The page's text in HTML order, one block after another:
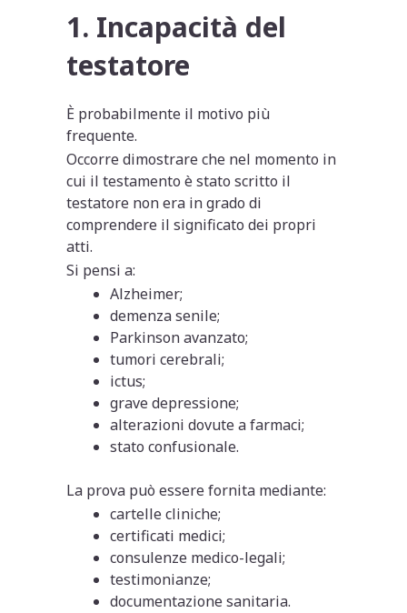
1. Incapacità del
testatore
È probabilmente il motivo più
frequente.
Occorre dimostrare che nel momento in
cui il testamento è stato scritto il
testatore non era in grado di
comprendere il significato dei propri
atti.
Si pensi a:
Alzheimer;
demenza senile;
Parkinson avanzato;
tumori cerebrali;
ictus;
grave depressione;
alterazioni dovute a farmaci;
stato confusionale.
La prova può essere fornita mediante:
cartelle cliniche;
certificati medici;
consulenze medico-legali;
testimonianze;
documentazione sanitaria.